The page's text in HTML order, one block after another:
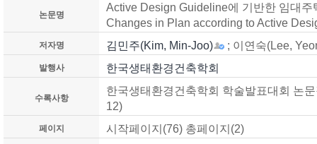
논문명
Active Design Guideline에 기반한 임대주
Changes in Plan according to Active
저자명 김민주(Kim, Min-Joo) ; 이연숙(Lee,
발행사 한국생태환경건축학회
수록사항
한국생태환경건축학회 학술발표대회 논
12)
페이지 시작페이지(76) 총페이지(2)